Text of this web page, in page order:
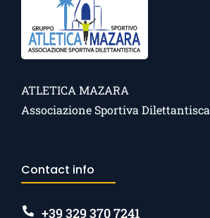
ATLETICA MAZARA
Associazione Sportiva Dilettantisca
Contact info
+39 329 370 7241